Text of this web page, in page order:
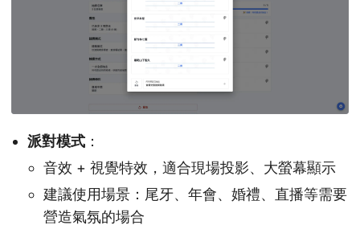
派對模式 ：
音效 + 視覺特效，適合現場投影、大螢幕顯示
建議使用場景：尾牙、年會、婚禮、直播等需要
營造氣氛的場合